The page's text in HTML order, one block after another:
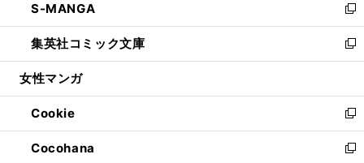
く
で
開
く
ド
ウ
で
開
ィ
ン
ド
ウ
開
く
い
ウ
ィ
ン
ウ
で
開
く
S-MANGA
新
し
い
ウ
ン
ド
ウ
で
集英社コミック文庫
新
し
ウ
ィ
ン
ド
女性マンガ
Cookie
新
し
い
Cocohana
新